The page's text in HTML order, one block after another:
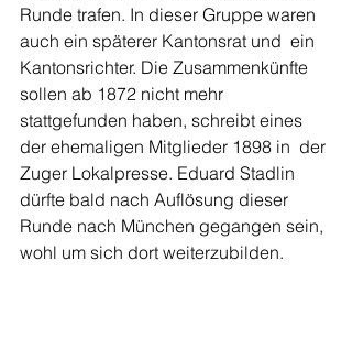
Runde trafen. In dieser Gruppe waren
auch ein späterer Kantonsrat und  ein
Kantonsrichter. Die Zusammenkünfte
sollen ab 1872 nicht mehr
stattgefunden haben, schreibt eines
der ehemaligen Mitglieder 1898 in  der
Zuger Lokalpresse. Eduard Stadlin
dürfte bald nach Auflösung dieser
Runde nach München gegangen sein,
wohl um sich dort weiterzubilden.